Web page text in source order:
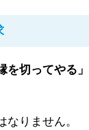
を切ってやる」
なりません。